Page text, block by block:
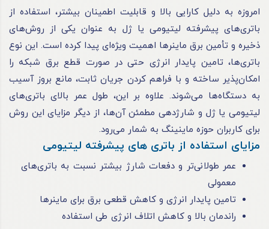
امروزه به دلیل کارایی بالا و قابلیت اطمینان بیشتر، استفاده از
باتری‌های پیشرفته لیتیومی یا ژل به عنوان یکی از روش‌های
ذخیره و تأمین برق ماینرها اهمیت ویژه‌ای پیدا کرده است. این نوع
باتری‌ها، تامین پایدار انرژی حتی در صورت قطع برق شبکه را
امکان‌پذیر ساخته و با فراهم کردن جریان ثابت، مانع بروز آسیب
به دستگاه‌ها می‌شوند. علاوه بر این، طول عمر بالای باتری‌های
لیتیومی یا ژل و شارژدهی مطمئن آن‌ها، از دیگر مزایای این روش
برای کاربران حوزه ماینینگ به شمار می‌رود.
مزایای استفاده از باتری های پیشرفته لیتیومی
عمر طولانی‌تر و دفعات شارژ بیشتر نسبت به باتری‌های
معمولی
تامین پایدار انرژی و کاهش قطعی برق برای ماینرها
راندمان بالا و کاهش اتلاف انرژی طی استفاده